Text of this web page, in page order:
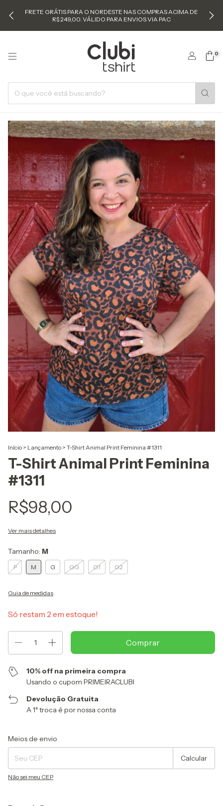
FRETE GRÁTIS PARA O NORDESTE NAS COMPRAS ACIMA DE
R$ 249,00. VÁLIDO PARA ENVIOS VIA PAC
0
Início > Lançamento > T-Shirt Animal Print Feminina #1311
T-Shirt Animal Print Feminina
#1311
R$98,00
Ver mais detalhes
Tamanho: M
P M G GG G1 G2
Guia de medidas
Só restam 2 em estoque!
10% off na primeira compra
Usando o cupom PRIMEIRACLUBI
Devolução Gratuita
A 1ª troca é por nossa conta
Entregas para o CEP:
Meios de envio
Calcular
Não sei meu CEP